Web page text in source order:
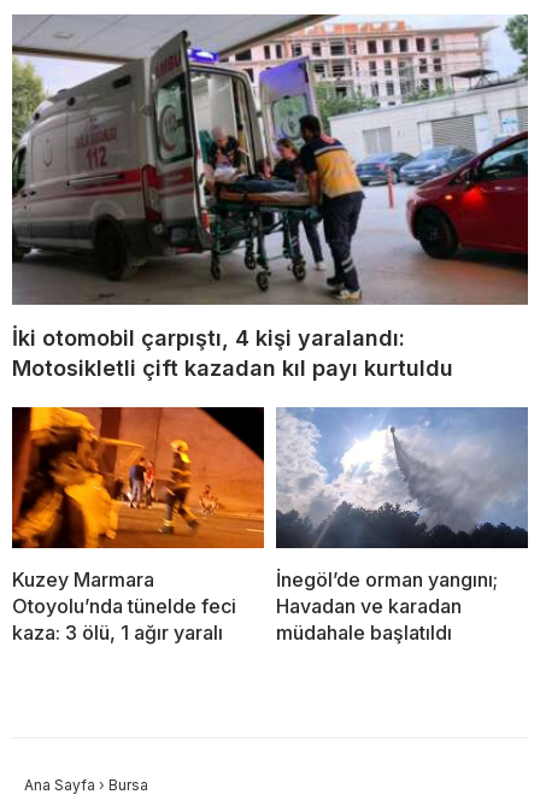
İki otomobil çarpıştı, 4 kişi yaralandı:
Motosikletli çift kazadan kıl payı kurtuldu
Kuzey Marmara
Otoyolu’nda tünelde feci
kaza: 3 ölü, 1 ağır yaralı
İnegöl’de orman yangını;
Havadan ve karadan
müdahale başlatıldı
Ana Sayfa › Bursa